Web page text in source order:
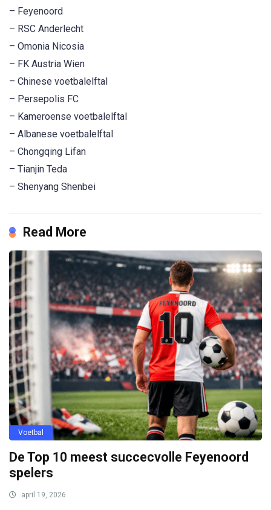
– Feyenoord
– RSC Anderlecht
– Omonia Nicosia
– FK Austria Wien
– Chinese voetbalelftal
– Persepolis FC
– Kameroense voetbalelftal
– Albanese voetbalelftal
– Chongqing Lifan
– Tianjin Teda
– Shenyang Shenbei
Read More
Voetbal
De Top 10 meest succecvolle Feyenoord
spelers
april 19, 2026